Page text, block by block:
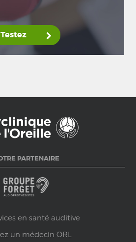
Testez
PARTENAIRE
en santé auditive
un médecin ORL